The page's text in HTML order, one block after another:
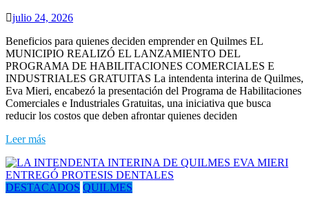
julio 24, 2026
Beneficios para quienes deciden emprender en Quilmes EL
MUNICIPIO REALIZÓ EL LANZAMIENTO DEL
PROGRAMA DE HABILITACIONES COMERCIALES E
INDUSTRIALES GRATUITAS La intendenta interina de Quilmes,
Eva Mieri, encabezó la presentación del Programa de Habilitaciones
Comerciales e Industriales Gratuitas, una iniciativa que busca
reducir los costos que deben afrontar quienes deciden
Leer más
DESTACADOS QUILMES